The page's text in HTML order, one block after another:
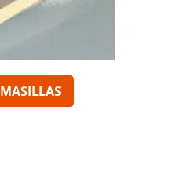
MASILLAS